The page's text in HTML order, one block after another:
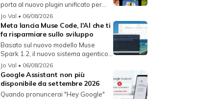
porta al nuovo plugin unificato per...
Jo Val • 06/08/2026
Meta lancia Muse Code, l'AI che ti
fa risparmiare sullo sviluppo
Basato sul nuovo modello Muse
Spark 1.2, il nuovo sistema agentico
fun...
Jo Val • 06/08/2026
Google Assistant non più
disponibile da settembre 2026
Quando pronuncerai "Hey Google"